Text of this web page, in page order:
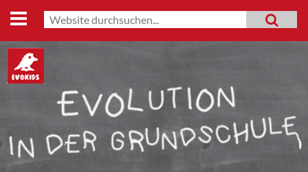
Start
Lehrmaterialien
Evo-Shop
Mitmachen
MENU
Suchformular
Suche